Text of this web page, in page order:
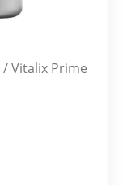
/ Vitalix Prime